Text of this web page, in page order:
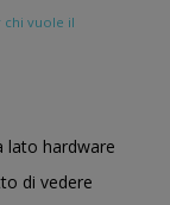
chi vuole il
lato hardware
di vedere